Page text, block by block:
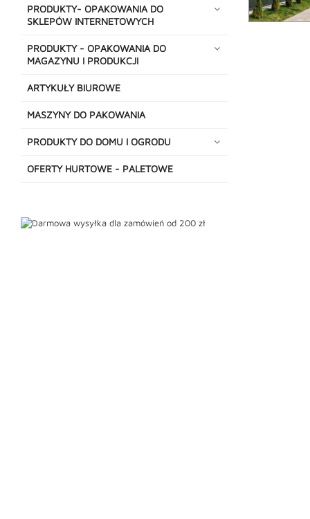
PRODUKTY- OPAKOWANIA DO
SKLEPÓW INTERNETOWYCH
PRODUKTY - OPAKOWANIA DO
MAGAZYNU I PRODUKCJI
ARTYKUŁY BIUROWE
MASZYNY DO PAKOWANIA
PRODUKTY DO DOMU I OGRODU
OFERTY HURTOWE - PALETOWE